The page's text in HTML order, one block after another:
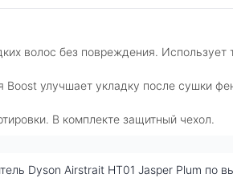
температуры:
волос без повреждения.
улучшает укладку после сушки
В комплекте защитный чехол.